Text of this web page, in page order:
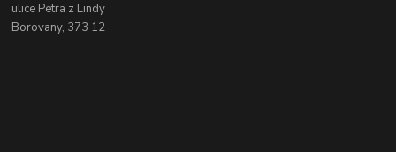
ulice Petra z Lindy
Borovany, 373 12